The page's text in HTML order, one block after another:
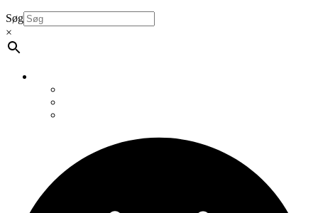
Søg
×